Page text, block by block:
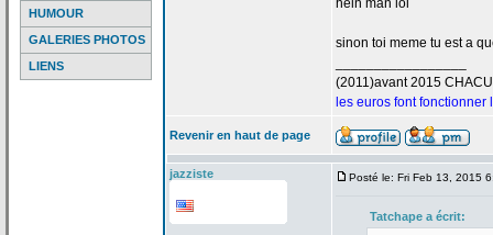
HUMOUR
GALERIES PHOTOS
LIENS
hein man lol
sinon toi meme tu est a
(2011)avant 2015
les euros font fonctionner
Revenir en haut de page
jazziste Posté le: Fri Feb 13, 2015
Tatchape a écrit: